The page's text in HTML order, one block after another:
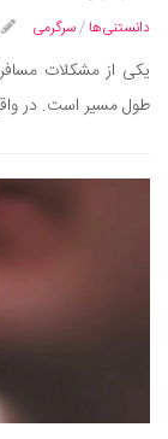
دانستنی‌ها /سرگرمی
یکی از مشکلات
طول مسیر است. در